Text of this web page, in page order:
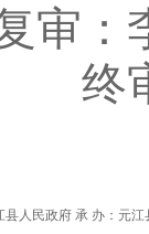
审
终
县人民政府 承 办：元